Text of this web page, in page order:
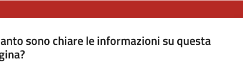
sono chiare le informazioni su questa